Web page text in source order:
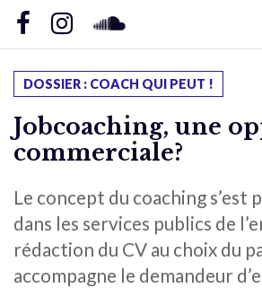
DOSSIER : COACH QUI PEUT !
Jobcoaching, une
commerciale?
Le concept du coaching s’est
dans les services publics de
rédaction du CV au choix du
accompagne le demandeur